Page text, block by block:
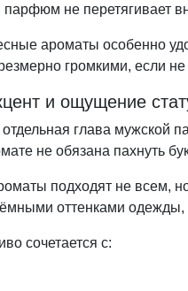
не перетягивает
ароматы особенно
громкими, если
и ощущение
глава мужской
не обязана пахнуть
подходят не всем,
оттенками
сочетается с: